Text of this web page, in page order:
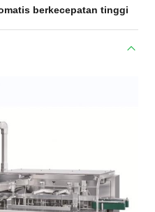
berkecepatan tinggi